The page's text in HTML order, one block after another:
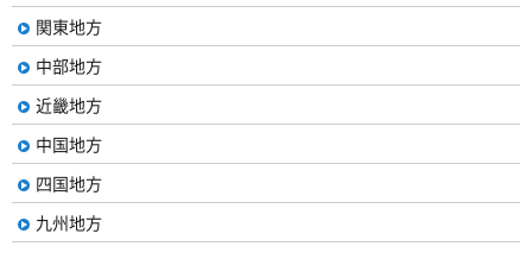
関東地方
中部地方
近畿地方
中国地方
四国地方
九州地方